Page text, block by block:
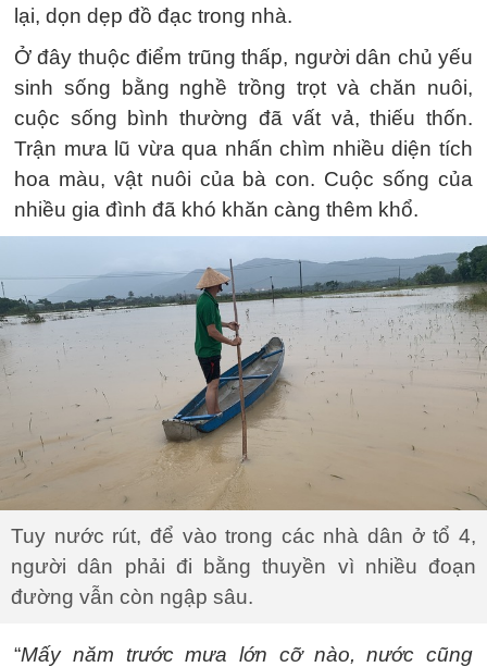
lại, dọn dẹp đồ đạc trong nhà.
Ở đây thuộc điểm trũng thấp, người dân chủ yếu
sinh sống bằng nghề trồng trọt và chăn nuôi,
cuộc sống bình thường đã vất vả, thiếu thốn.
Trận mưa lũ vừa qua nhấn chìm nhiều diện tích
hoa màu, vật nuôi của bà con. Cuộc sống của
nhiều gia đình đã khó khăn càng thêm khổ.
Tuy nước rút, để vào trong các nhà dân ở tổ 4,
người dân phải đi bằng thuyền vì nhiều đoạn
đường vẫn còn ngập sâu.
“Mấy năm trước mưa lớn cỡ nào, nước cũng